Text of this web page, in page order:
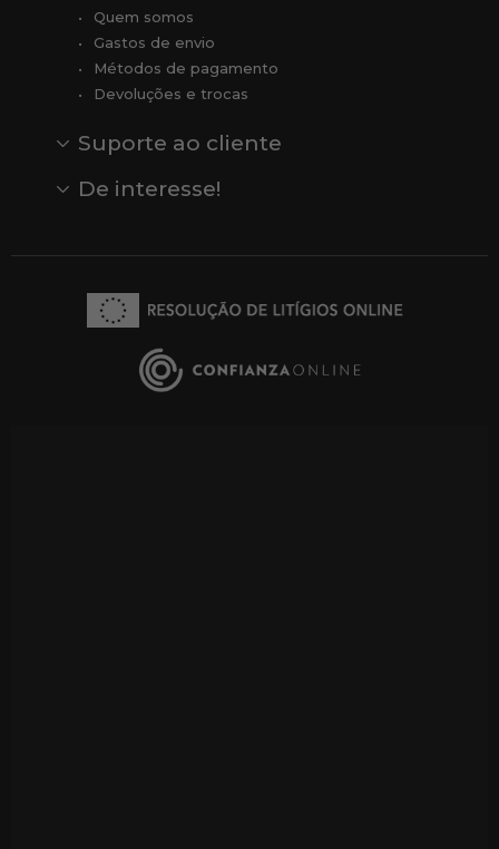
Quem somos
Gastos de envio
Métodos de pagamento
Devoluções e trocas
Suporte ao cliente
Comentários
Comentários do Google
De interesse!